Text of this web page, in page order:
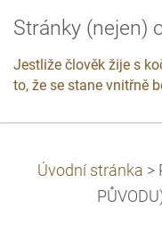
Stránky (nejen)
Jestliže člověk žije s
to, že se stane vnitřně
Úvodní stránka >